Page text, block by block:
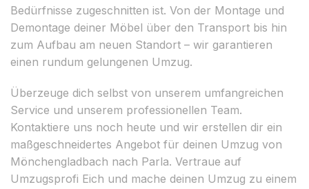
Bedürfnisse zugeschnitten ist. Von der Montage und
Demontage deiner Möbel über den Transport bis hin
zum Aufbau am neuen Standort – wir garantieren
einen rundum gelungenen Umzug.
Überzeuge dich selbst von unserem umfangreichen
Service und unserem professionellen Team.
Kontaktiere uns noch heute und wir erstellen dir ein
maßgeschneidertes Angebot für deinen Umzug von
Mönchengladbach nach Parla. Vertraue auf
Umzugsprofi Eich und mache deinen Umzug zu einem